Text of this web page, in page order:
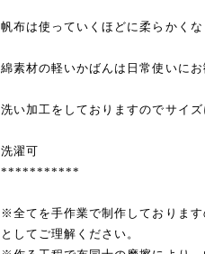
帆布は使っていくほどに柔らかく
綿素材の軽いかばんは日常使いにお
洗い加工をしておりますのでサイ
洗濯可
***********
※全てを手作業で制作しておりま
としてご理解ください。